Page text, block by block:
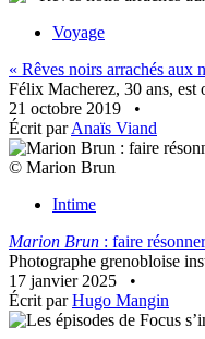
Voyage
« Rêves noirs arrachés aux
Félix Macherez, 30 ans,
21 octobre 2019
•
Écrit parAnaïs Viand
© Marion Brun
Intime
Marion Brun : faire
Photographe grenobloise
17 janvier 2025
•
Écrit parHugo Mangin